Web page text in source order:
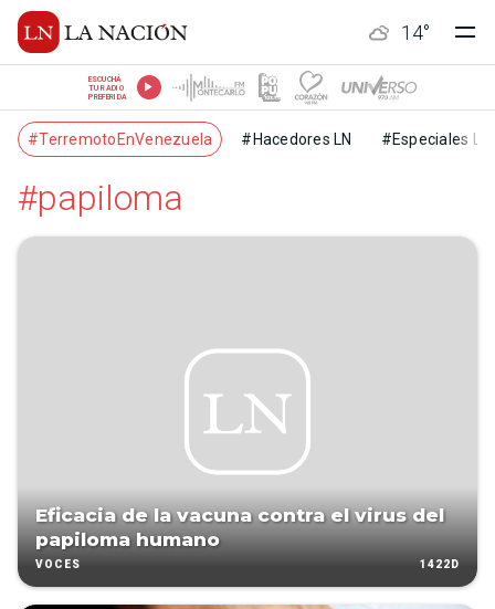
14°
ESCUCHÁ
TU RADIO
PREFERIDA
#TerremotoEnVenezuela #Hacedores LN #Especiales LN
#papiloma
Eficacia de la vacuna contra el virus del
papiloma humano
VOCES 1422D